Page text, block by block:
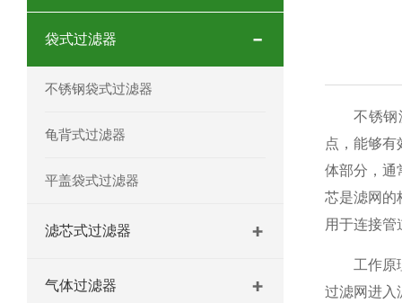
不锈钢龟背过滤器 过滤机/器
DL-1P2S不锈钢顶入式过滤器 过滤机/
不
DL-1P1S
全系列不锈钢烛式过滤机 过滤机/器
袋式过滤器
不锈钢袋式过滤器
龟背式过滤器
平盖袋式过滤器
滤芯式过滤器
气体过滤器
不锈钢滤
点，能够
体部分，通
芯是滤网的
用于连接管
工作原理
过滤网进入